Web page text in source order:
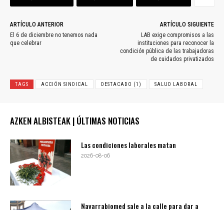
ARTÍCULO ANTERIOR
El 6 de diciembre no tenemos nada
que celebrar
ARTÍCULO SIGUIENTE
LAB exige compromisos a las
instituciones para reconocer la
condición pública de las trabajadoras
de cuidados privatizados
TAGS ACCIÓN SINDICAL DESTACADO (1) SALUD LABORAL
AZKEN ALBISTEAK | ÚLTIMAS NOTICIAS
Las condiciones laborales matan
2026-08-06
Navarrabiomed sale a la calle para dar a